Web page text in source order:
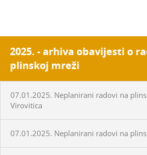
2025. - arhiva obavijesti o
plinskoj mreži
07.01.2025. Neplanirani radovi na
Virovitica
07.01.2025. Neplanirani radovi na